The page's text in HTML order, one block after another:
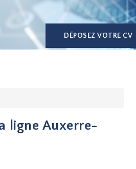
DÉPOSEZ VOTRE CV
ligne Auxerre-